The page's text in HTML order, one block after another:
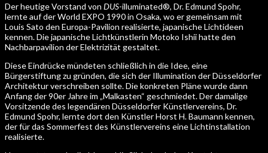
Der heutige Vorstand von DUS-illuminated®, Dr. Edmund Spohr,
lernte auf der World EXPO 1990 in Osaka, wo er gemeinsam mit
Louis Sato den Europa-Pavilion realisierte, japanische Lichtideen
kennen. Die japanische Lichtkünstlerin Motoko Ishii hatte den
Nachbarpavilion der Elektrizität gestaltet.
Diese Eindrücke mündeten schließlich in die Idee, eine
Bürgerstiftung zu gründen, die sich der Illumination der Düsseldorfer
Architektur verschreiben sollte. Die konkreten Pläne wurde dann
Anfang der 90er Jahre im „Malkasten“ geschmiedet. Der damalige
Vorsitzende des legendären Düsseldorfer Künstlervereins, Dr.
Edmund Spohr, lernte dort den Künstler Horst H. Baumann kennen,
der für das Sommerfest des Künstlervereins eine Lichtinstallation
realisierte.